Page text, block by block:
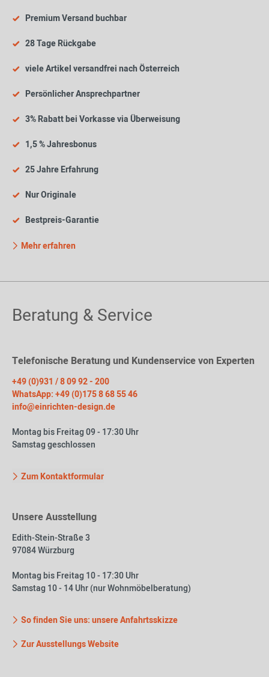
Premium Versand buchbar
28 Tage Rückgabe
viele Artikel versandfrei nach Österreich
Persönlicher Ansprechpartner
3% Rabatt bei Vorkasse via Überweisung
1,5 % Jahresbonus
25 Jahre Erfahrung
Nur Originale
Bestpreis-Garantie
Mehr erfahren
Beratung & Service
Telefonische Beratung und Kundenservice von Experten
+49 (0)931 / 8 09 92 - 200
WhatsApp: +49 (0)175 8 68 55 46
info@einrichten-design.de
Montag bis Freitag 09 - 17:30 Uhr
Samstag geschlossen
Zum Kontaktformular
Unsere Ausstellung
Edith-Stein-Straße 3
97084 Würzburg
Montag bis Freitag 10 - 17:30 Uhr
Samstag 10 - 14 Uhr (nur Wohnmöbelberatung)
So finden Sie uns: unsere Anfahrtsskizze
Zur Ausstellungs Website